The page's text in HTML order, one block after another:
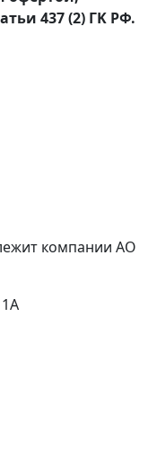
437 (2) ГK РФ.
компании АО